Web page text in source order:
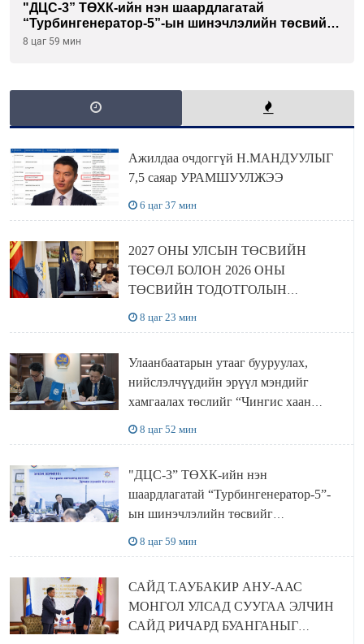
"ДЦС-3” ТӨХК-ийн нэн шаардлагатай
“Турбингенератор-5”-ын шинэчлэлийн төсвийг
шийдвэрлэхээр болов
8 цаг 59 мин
Ажилдаа очдоггүй Н.МАНДУУЛЫГ
7,5 саяар УРАМШУУЛЖЭЭ
6 цаг 37 мин
2027 ОНЫ УЛСЫН ТӨСВИЙН
ТӨСӨЛ БОЛОН 2026 ОНЫ
ТӨСВИЙН ТОДОТГОЛЫН
8 цаг 23 мин
Улаанбаатарын утааг бууруулах,
нийслэлчүүдийн эрүүл мэндийг
хамгаалах төслийг “Чингис хаан
8 цаг 52 мин
"ДЦС-3” ТӨХК-ийн нэн
шаардлагатай “Турбингенератор-5”-
ын шинэчлэлийн төсвийг
8 цаг 59 мин
САЙД Т.АУБАКИР АНУ-ААС
МОНГОЛ УЛСАД СУУГАА ЭЛЧИН
САЙД РИЧАРД БУАНГАНЫГ